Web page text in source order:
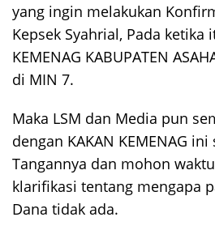
yang ingin melakukan
Kepsek Syahrial, Pada ketika
KEMENAG KABUPATEN
di MIN 7.
Maka LSM dan Media pun
dengan KAKAN KEMENAG
Tangannya dan mohon
klarifikasi tentang mengapa
Dana tidak ada.